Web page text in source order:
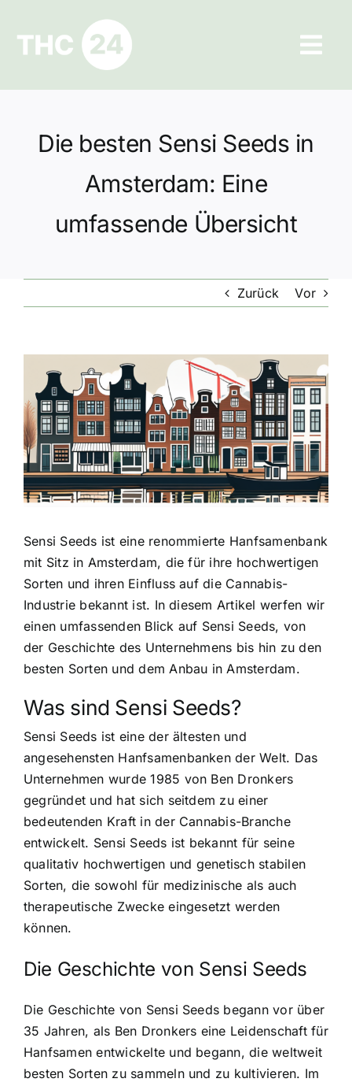
springen
Ratgeber
Hilfe und Kontakt
Datenschutz
Die besten Sensi Seeds in
Amsterdam: Eine
umfassende Übersicht
Zurück Vor
grösseres
Bild
Sensi Seeds ist eine renommierte Hanfsamenbank
mit Sitz in Amsterdam, die für ihre hochwertigen
Sorten und ihren Einfluss auf die Cannabis-
Industrie bekannt ist. In diesem Artikel werfen wir
einen umfassenden Blick auf Sensi Seeds, von
der Geschichte des Unternehmens bis hin zu den
besten Sorten und dem Anbau in Amsterdam.
Was sind Sensi Seeds?
Sensi Seeds ist eine der ältesten und
angesehensten Hanfsamenbanken der Welt. Das
Unternehmen wurde 1985 von Ben Dronkers
gegründet und hat sich seitdem zu einer
bedeutenden Kraft in der Cannabis-Branche
entwickelt. Sensi Seeds ist bekannt für seine
qualitativ hochwertigen und genetisch stabilen
Sorten, die sowohl für medizinische als auch
therapeutische Zwecke eingesetzt werden
können.
Die Geschichte von Sensi Seeds
Die Geschichte von Sensi Seeds begann vor über
35 Jahren, als Ben Dronkers eine Leidenschaft für
Hanfsamen entwickelte und begann, die weltweit
besten Sorten zu sammeln und zu kultivieren. Im